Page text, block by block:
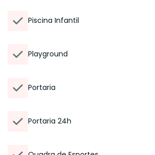
Piscina Infantil
Playground
Portaria
Portaria 24h